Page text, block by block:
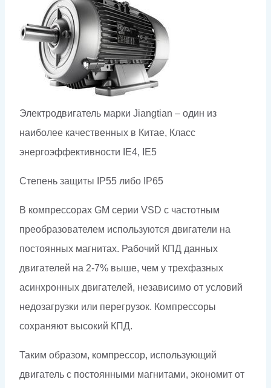
Электродвигатель марки Jiangtian – один из
наиболее качественных в Китае, Класс
энергоэффективности IE4, IE5
Степень защиты IP55 либо IP65
В компрессорах GM серии VSD с частотным
преобразователем используются двигатели на
постоянных магнитах. Рабочий КПД данных
двигателей на 2-7% выше, чем у трехфазных
асинхронных двигателей, независимо от условий
недозагрузки или перегрузок. Компрессоры
сохраняют высокий КПД.
Таким образом, компрессор, использующий
двигатель с постоянными магнитами, экономит от